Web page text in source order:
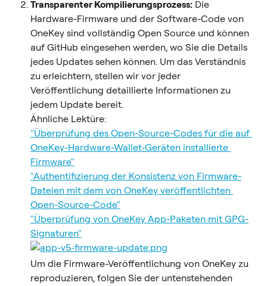
Transparenter Kompilierungsprozess: Die
Hardware-Firmware und der Software-Code von
OneKey sind vollständig Open Source und können
auf GitHub eingesehen werden, wo Sie die Details
jedes Updates sehen können. Um das Verständnis
zu erleichtern, stellen wir vor jeder
Veröffentlichung detaillierte Informationen zu
jedem Update bereit.
Ähnliche Lektüre:
"Überprüfung des Open-Source-Codes für die auf
OneKey-Hardware-Wallet-Geräten installierte
Firmware"
"Authentifizierung der Konsistenz von Firmware-
Dateien mit dem von OneKey veröffentlichten
Open-Source-Code"
"Überprüfung von OneKey App-Paketen mit GPG-
Signaturen"
Um die Firmware-Veröffentlichung von OneKey zu
reproduzieren, folgen Sie der untenstehenden